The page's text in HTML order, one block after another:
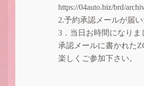
https://04auto.biz/brd/
2.予約承認メールが届
3．当日お時間になりま
承認メールに書かれた
楽しくご参加下さい。